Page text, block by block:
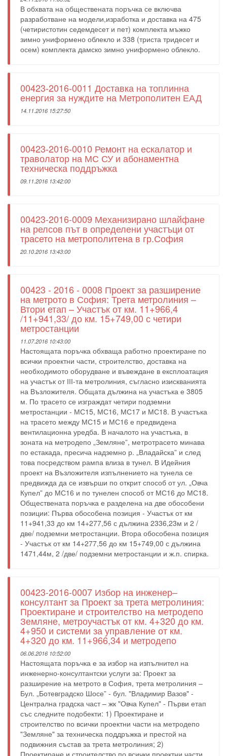
В обхвата на обществената поръчка се включва
разработване на модели,изработка и доставка на 475
(четиристотин седемдесет и пет) комплекта мъжко
зимно униформено облекло и 338 (триста тридесет и
осем) комплекта дамско зимно униформено облекло.
00423-2016-0011 Доставка на топлинна
енергия за нуждите на Метрополитен ЕАД
14.11.2016 15:27:50
00423-2016-0010 Ремонт на ескалатор и
траволатор на МС СУ и абонаментна
техническа поддръжка
09.11.2016 13:42:00
00423-2016-0009 Механизирано шлайфане
на релсов път в определени участъци от
трасето на метрополитена в гр.София
20.10.2016 13:43:00
00423 - 2016 - 0008 Проект за разширение
на метрото в София: Трета метролиния –
Втори етап – Участък от км. 11+966,4
/11+941,33/ до км. 15+749,00 с четири
метростанции
11.07.2016 10:43:00
Настоящата поръчка обхваща работно проектиране по
всички проектни части, строителство, доставка на
необходимото оборудване и въвеждане в експлоатация
на участък от ІІІ-та метролиния, съгласно изискванията
на Възложителя. Общата дължина на участъка е 3805
м. По трасето се изграждат четири подземни
метростанции - МС15, МС16, МС17 и МС18. В участъка
на трасето между МС15 и МС16 е предвидена
вентилационна уредба. В началото на участъка, в
зоната на метродепо „Земляне”, метротрасето минава
по естакада, пресича надземно р. „Владайска” и след
това посредством рампа влиза в тунел. В Идейния
проект на Възложителя изпълнението на тунела се
предвижда да се извърши по открит способ от ул. „Овча
Купел” до МС16 и по тунелен способ от МС16 до МС18.
Обществената поръчка е разделена на две обособени
позиции: Първа обособена позиция - Участък от км
11+941,33 до км 14+277,56 с дължина 2336,23м и 2 /
две/ подземни метростанции. Втора обособена позиция
- Участък от км 14+277,56 до км 15+749,00 с дължина
1471,44м, 2 /две/ подземни метростанции и ж.п. спирка.
00423-2016-0007 Избор на инженер–
консултант за Проект за трета метролиния:
Проектиране и строителство на метродепо
Земляне, метроучастък от км. 4+320 до км.
4+950 и системи за управление от км.
4+320 до км. 11+966,34 и метродепо
06.06.2016 10:52:00
Настоящата поръчка е за избор на изпълнител на
инженерно-консултантски услуги за: Проект за
разширение на метрото в София, трета метролиния –
Бул. „Ботевградско Шосе” - бул. "Владимир Вазов" -
Централна градска част – жк "Овча Купел" - Първи етап
със следните подобекти: 1) Проектиране и
строителство по всички проектни части на метродепо
"Земляне" за техническа поддръжка и престой на
подвижния състав за трета метролиния; 2)
Проектиране и строителство по всички проектни части